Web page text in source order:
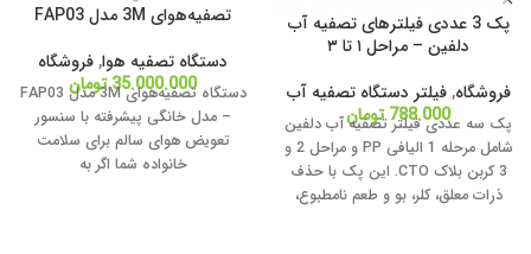
پک 3 عددی فیلترهای تصفیه آب
دلفین – مراحل ۱ تا ۳
فروشگاه,فیلتر دستگاه تصفیه آب
788.000 تومان
پک سه عددی فیلتر تصفیه آب دلفین
شامل مرحله 1 الیافی PP و مراحل 2 و
3 کربن بلاک CTO. این پک با حذف
ذرات معلق، کلر، بو و طعم نامطبوع،
تصفیه‌هوای 3M مدل FAP03
دستگاه تصفیه هوا,فروشگاه
35.000.000تومان دستگاه تصفیه‌هوای 3M مدل FAP03
– مدل خانگی پیشرفته با سنسور
تعویض هوای سالم برای سلامت
خانواده شما اگر به